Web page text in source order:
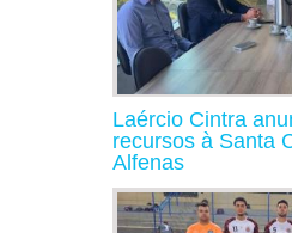
Laércio Cintra
recursos à Santa
Alfenas